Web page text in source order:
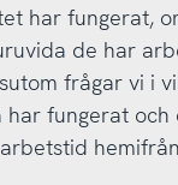
har fungerat,
de har
frågar vi i
har fungerat